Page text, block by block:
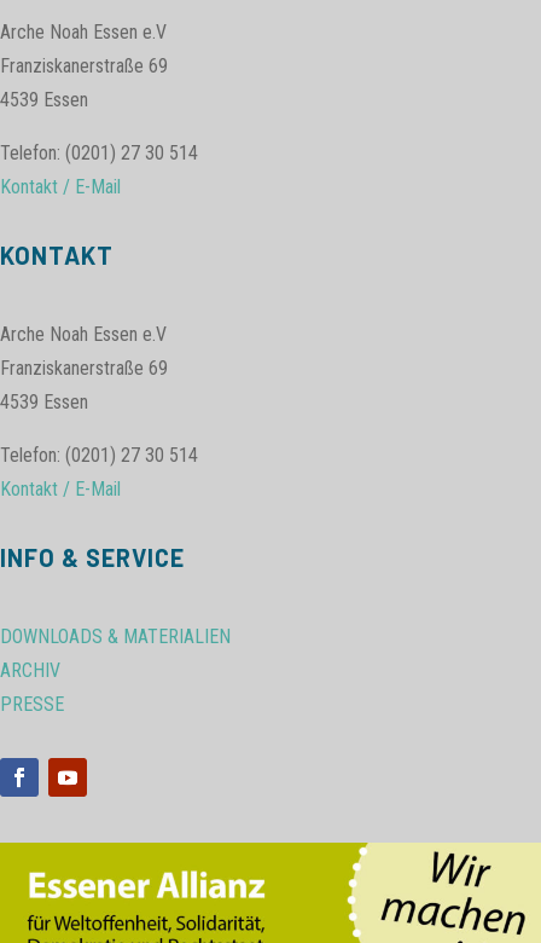
Arche Noah Essen e.V
Franziskanerstraße 69
4539 Essen
Telefon: (0201) 27 30 514
Kontakt / E-Mail
KONTAKT
Arche Noah Essen e.V
Franziskanerstraße 69
4539 Essen
Telefon: (0201) 27 30 514
Kontakt / E-Mail
INFO & SERVICE
DOWNLOADS & MATERIALIEN
ARCHIV
PRESSE